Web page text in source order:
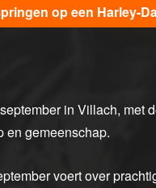
op een Harley-
in Villach, met
en gemeenschap.
voert over